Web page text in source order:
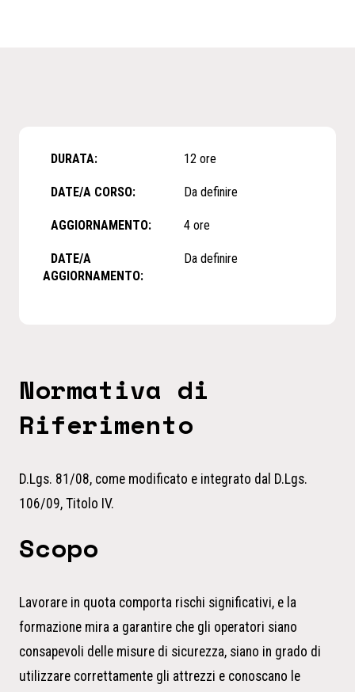
DURATA: 12 ore
DATE/A CORSO: Da definire
AGGIORNAMENTO: 4 ore
DATE/A
AGGIORNAMENTO:
Da definire
Normativa di
Riferimento
D.Lgs. 81/08, come modificato e integrato dal D.Lgs.
106/09, Titolo IV.
Scopo
Lavorare in quota comporta rischi significativi, e la
formazione mira a garantire che gli operatori siano
consapevoli delle misure di sicurezza, siano in grado di
utilizzare correttamente gli attrezzi e conoscano le